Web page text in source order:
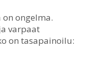
ongelma.
varpaat
on tasapainoilu: